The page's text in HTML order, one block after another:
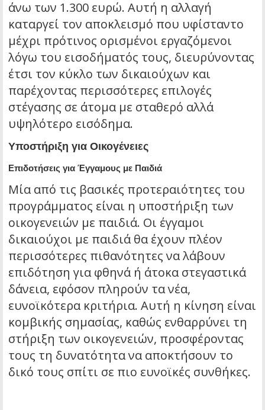
άνω των 1.300 ευρώ. Αυτή η αλλαγή
καταργεί τον αποκλεισμό που υφίσταντο
μέχρι πρότινος ορισμένοι εργαζόμενοι
λόγω του εισοδήματός τους, διευρύνοντας
έτσι τον κύκλο των δικαιούχων και
παρέχοντας περισσότερες επιλογές
στέγασης σε άτομα με σταθερό αλλά
υψηλότερο εισόδημα.
Υποστήριξη για Οικογένειες
Επιδοτήσεις για Έγγαμους με Παιδιά
Μία από τις βασικές προτεραιότητες του
προγράμματος είναι η υποστήριξη των
οικογενειών με παιδιά. Οι έγγαμοι
δικαιούχοι με παιδιά θα έχουν πλέον
περισσότερες πιθανότητες να λάβουν
επιδότηση για φθηνά ή άτοκα στεγαστικά
δάνεια, εφόσον πληρούν τα νέα,
ευνοϊκότερα κριτήρια. Αυτή η κίνηση είναι
κομβικής σημασίας, καθώς ενθαρρύνει τη
στήριξη των οικογενειών, προσφέροντας
τους τη δυνατότητα να αποκτήσουν το
δικό τους σπίτι σε πιο ευνοϊκές συνθήκες.